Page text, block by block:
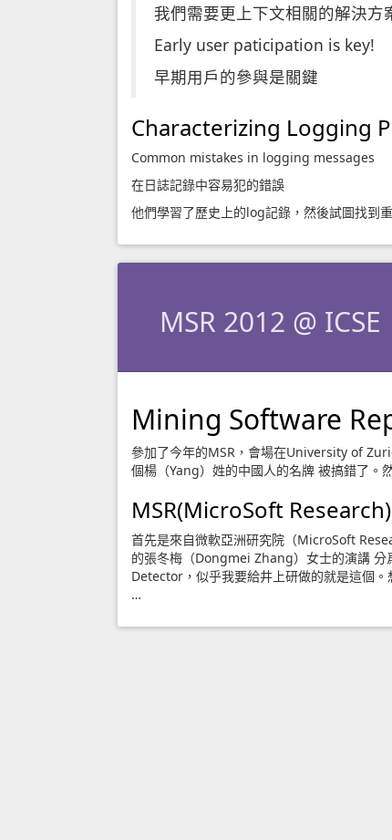
我們需要更上下文相關的解決方
Early user paticipation is key!
早期用戶的參與是關鍵
Characterizing Logging
Common mistakes in logging messages
在日誌記錄中容易犯的錯誤
他們學習了歷史上的log記錄，然後試圖找到
MSR 2012 @ ICSE
Mining Software
參加了今年的MSR，會場在University of
個楊（Yang）姓的中國人的名牌 被搞錯了。
MSR(MicroSoft
首先是來自微軟亞洲研究院（MicroSoft
的張冬梅（Dongmei Zhang）女士的演講
Detector，似乎我要給井上研做的就是這個
…